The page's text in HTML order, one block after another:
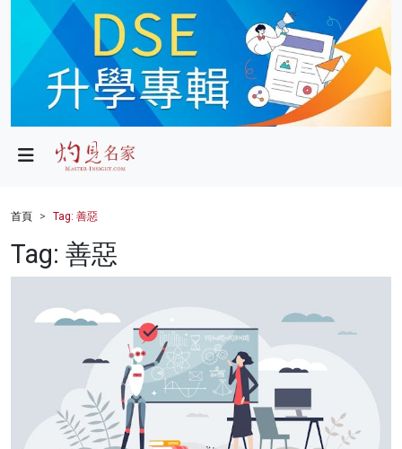
政局
財經
健康
商業
名家榜
首頁 Tag: 善惡
Tag: 善惡